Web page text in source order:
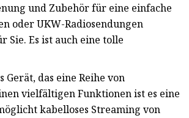
und Zubehör für eine einfache
oder UKW-Radiosendungen
Sie. Es ist auch eine tolle
das eine Reihe von
vielfältigen Funktionen ist es eine
kabelloses Streaming von